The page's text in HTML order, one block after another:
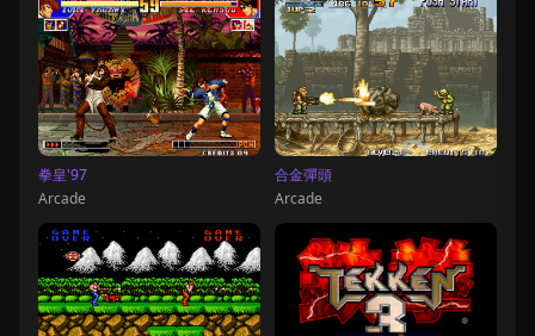
拳皇'97
Arcade
合金彈頭
Arcade